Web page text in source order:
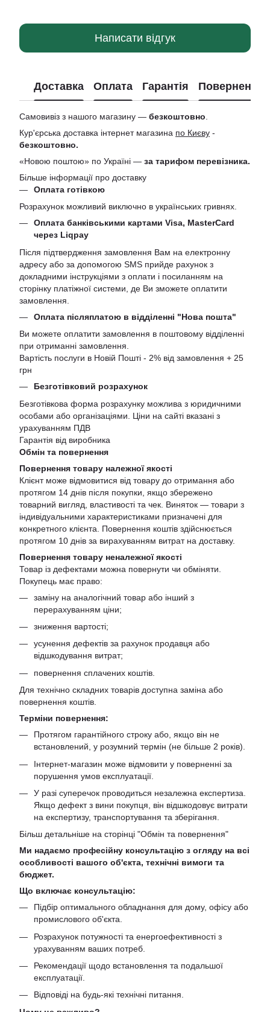
Написати відгук
Доставка Оплата Гарантія Повернення
Самовивіз з нашого магазину — безкоштовно
Кур'єрська доставка інтернет магазина по Києву -
безкоштовно.
«Новою поштою» по Україні — за тарифом перевізника.
Більше інформації про доставку
Оплата готівкою
Розрахунок можливий виключно в українських гривнях.
Оплата банківськими картами Visa, MasterCard
через Liqpay
Після підтвердження замовлення Вам на електронну
адресу або за допомогою SMS прийде рахунок з
докладними інструкціями з оплати і посиланням на
сторінку платіжної системи, де Ви зможете оплатити
замовлення.
Оплата післяплатою в відділенні "Нова пошта"
Ви можете оплатити замовлення в поштовому відділенні
при отриманні замовлення.
Вартість послуги в Новій Пошті - 2% від замовлення + 25
грн
Безготівковий розрахунок
Безготівкова форма розрахунку можлива з юридичними
особами або організаціями. Ціни на сайті вказані з
урахуванням ПДВ
Гарантія від виробника
Обмін та повернення
Повернення товару належної якості
Клієнт може відмовитися від товару до отримання або
протягом 14 днів після покупки, якщо збережено
товарний вигляд, властивості та чек. Виняток — товари з
індивідуальними характеристиками призначені для
конкретного клієнта. Повернення коштів здійснюється
протягом 10 днів за вирахуванням витрат на доставку.
Повернення товару неналежної якості
Товар із дефектами можна повернути чи обміняти.
Покупець має право:
заміну на аналогічний товар або інший з
перерахуванням ціни;
зниження вартості;
усунення дефектів за рахунок продавця або
відшкодування витрат;
повернення сплачених коштів.
Для технічно складних товарів доступна заміна або
повернення коштів.
Терміни повернення:
Протягом гарантійного строку або, якщо він не
встановлений, у розумний термін (не більше 2 років).
Інтернет-магазин може відмовити у поверненні за
порушення умов експлуатації.
У разі суперечок проводиться незалежна експертиза.
Якщо дефект з вини покупця, він відшкодовує витрати
на експертизу, транспортування та зберігання.
Більш детальніше на сторінці "Обмін та повернення"
Ми надаємо професійну консультацію з огляду на всі
особливості вашого об'єкта, технічні вимоги та
бюджет.
Що включає консультацію:
Підбір оптимального обладнання для дому, офісу або
промислового об'єкта.
Розрахунок потужності та енергоефективності з
урахуванням ваших потреб.
Рекомендації щодо встановлення та подальшої
експлуатації.
Відповіді на будь-які технічні питання.